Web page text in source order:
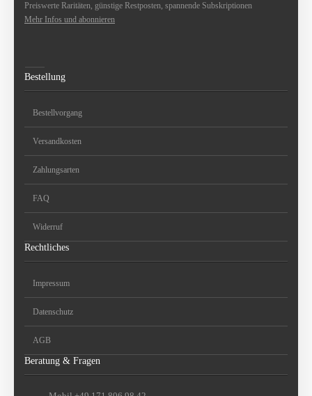
Preiswerte Raritäten, günstige Restposten, spannende Subskriptionen
Mehr Infos und abonnieren
Bestellung
Bestellvorgang
Versandkosten
Zahlungsarten
FAQ
Widerruf
Rechtliches
Impressum
Datenschutz
AGB
Beratung & Fragen